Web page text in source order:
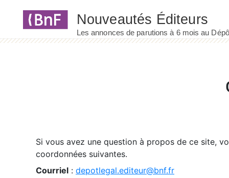
Si vous avez une question à propos de ce site,
coordonnées suivantes.
Courriel : depotlegal.editeur@bnf.fr